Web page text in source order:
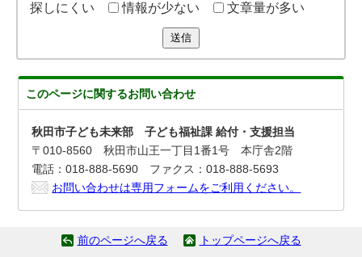
探しにくい
情報が少ない 文章量が多い
送信
このページに関するお問い合わせ
秋田市子ども未来部 子ども福祉課 給付・支援担当
〒010-8560 秋田市山王一丁目1番1号 本庁舎2階
電話：018-888-5690 ファクス：018-888-5693
お問い合わせは専用フォームをご利用ください。
前のページへ戻る トップページへ戻る